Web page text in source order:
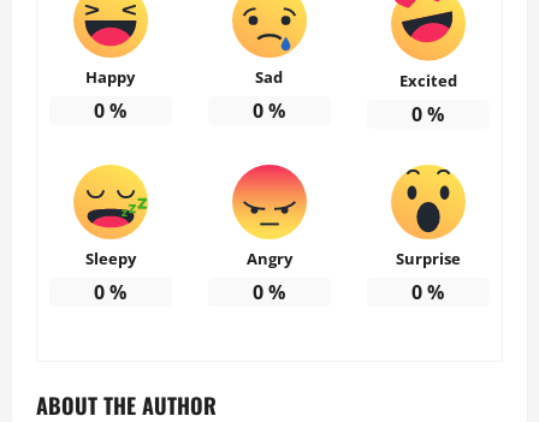
Happy
0%
Sad
0%
Excited
0%
Sleepy
0%
Angry
0%
Surprise
0%
ABOUT THE AUTHOR